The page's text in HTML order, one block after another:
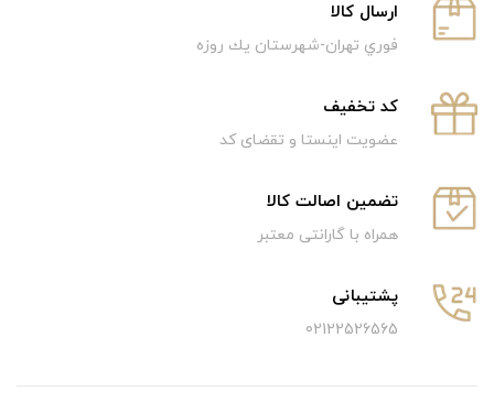
ارسال كالا
فوري تهران-شهرستان يك روزه
كد تخفيف
عضویت اینستا و تقضای کد
تضمین اصالت کالا
همراه با گارانتی معتبر
پشتیبانی
02122526565